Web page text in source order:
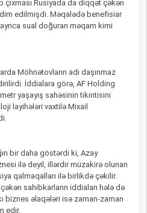
Rusiyada da diqqət çəkən
edilmişdi. Məqalədə benefisiar
ayrıca sual doğuran məqam kimi
Möhnətovların adı daşınmaz
İddialara görə, AF Holding
yaşayış sahəsinin tikintisini
layihələri vaxtilə Mixail
bir daha göstərdi ki, Azay
ilə deyil, illərdir müzakirə olunan
qalmaqalları ilə birlikdə çəkilir.
sahibkarların iddiaları hələ də
biznes əlaqələri isə zaman-zaman
edir.